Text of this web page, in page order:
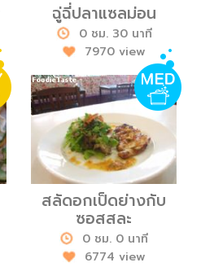
ฉู่ฉี่ปลาแซลม่อน
0 ชม. 30 นาที
7970 view
สลัดอกเป็ดย่างกับ
ซอสสละ
0 ชม. 0 นาที
6774 view